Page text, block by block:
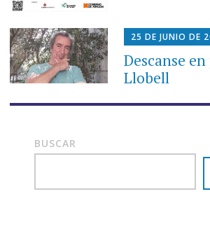
25 DE JUNIO DE
Descanse en
Llobell
BUSCAR